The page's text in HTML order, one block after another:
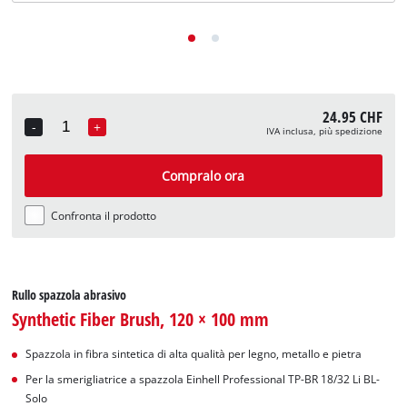
-
Quantity
+ 24.95 CHF
IVA inclusa, più spedizione
Compralo ora
Confronta il prodotto
Rullo spazzola abrasivo
Synthetic Fiber Brush, 120 × 100 mm
Spazzola in fibra sintetica di alta qualità per legno, metallo e pietra
Per la smerigliatrice a spazzola Einhell Professional TP-BR 18/32 Li BL-
Solo